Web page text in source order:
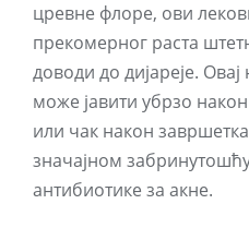
цревне флоре, ови
прекомерног раста
доводи до дијареје.
може јавити убрзо
или чак након
значајном
антибиотике за акне.